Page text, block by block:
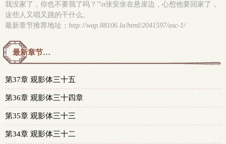
我没家了，你也不要我了吗？”\n张安坐在悬崖边，心想他要回家了，
这些人又唱又跳的干什么。
最新章节推荐地址： http://wap.88106.la/html/2041597/asc-1/
最新章节预览 更新时间：2026-08-06T19:06:36
第37章 观影体三十五
第36章 观影体三十四章
第35章 观影体三十三
第34章 观影体三十二